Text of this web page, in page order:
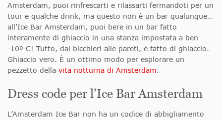
Amsterdam, puoi rinfrescarti e rilassarti fermandoti per un
tour e qualche drink, ma questo non è un bar qualunque…
all’Ice Bar Amsterdam, puoi bere in un bar fatto
interamente di ghiaccio in una stanza impostata a ben
-10º C! Tutto, dai bicchieri alle pareti, è fatto di ghiaccio.
Ghiaccio vero. È un ottimo modo per esplorare un
pezzetto della vita notturna di Amsterdam.
Dress code per l’Ice Bar Amsterdam
L’Amsterdam Ice Bar non ha un codice di abbigliamento